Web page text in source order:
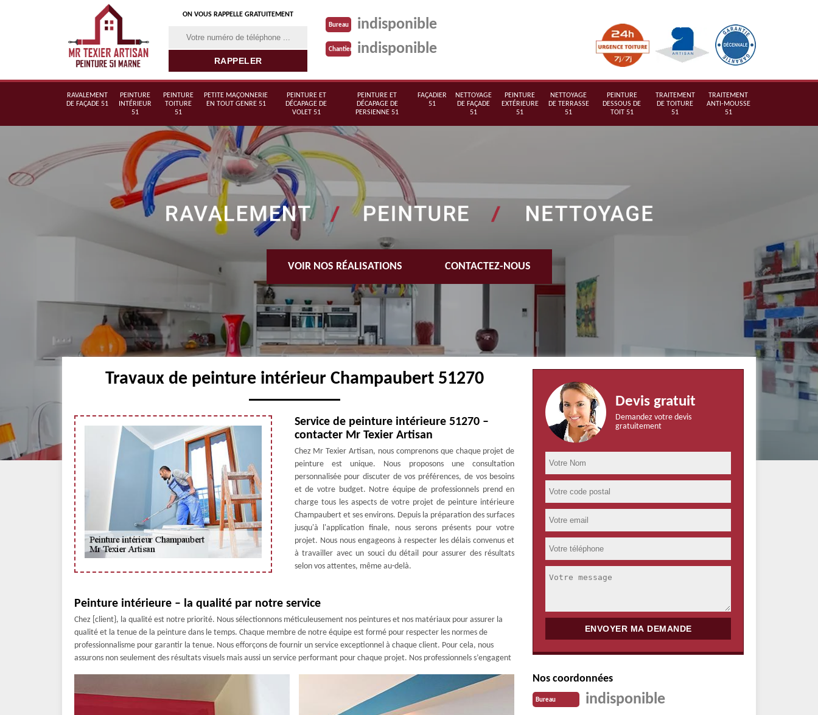
ON VOUS RAPPELLE GRATUITEMENT
Bureau indisponible
Chantier indisponible
RAVALEMENT
DE FAÇADE 51
PEINTURE
INTÉRIEUR
51
PEINTURE
TOITURE
51
PETITE MAÇONNERIE
EN TOUT GENRE 51
PEINTURE ET
DÉCAPAGE DE
VOLET 51
PEINTURE ET
DÉCAPAGE DE
PERSIENNE 51
FAÇADIER
51
NETTOYAGE
DE FAÇADE
51
PEINTURE
EXTÉRIEURE
51
NETTOYAGE
DE TERRASSE
51
PEINTURE
DESSOUS DE
TOIT 51
TRAITEMENT
DE TOITURE
51
TRAITEMENT
ANTI-MOUSSE
51
VOIR NOS RÉALISATIONS CONTACTEZ-NOUS
Travaux de peinture intérieur Champaubert 51270
Service de peinture intérieure 51270 –
contacter Mr Texier Artisan
Chez Mr Texier Artisan, nous comprenons que chaque projet de
peinture est unique. Nous proposons une consultation
personnalisée pour discuter de vos préférences, de vos besoins
et de votre budget. Notre équipe de professionnels prend en
charge tous les aspects de votre projet de peinture intérieure
Champaubert et ses environs. Depuis la préparation des surfaces
jusqu'à l'application finale, nous serons présents pour votre
projet. Nous nous engageons à respecter les délais convenus et
à travailler avec un souci du détail pour assurer des résultats
selon vos attentes, même au-delà.
Peinture intérieure – la qualité par notre service
Chez [client}, la qualité est notre priorité. Nous sélectionnons méticuleusement nos peintures et nos matériaux pour assurer la
qualité et la tenue de la peinture dans le temps. Chaque membre de notre équipe est formé pour respecter les normes de
professionnalisme pour garantir la tenue. Nous efforçons de fournir un service exceptionnel à chaque client. Pour cela, nous
assurons non seulement des résultats visuels mais aussi un service performant pour chaque projet. Nos professionnels s’engagent
Devis gratuit
Demandez votre devis
gratuitement
Nos coordonnées
Bureau indisponible